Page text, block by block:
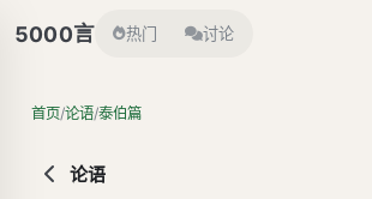
5000言 热门 讨论
首页/论语/泰伯篇
论语